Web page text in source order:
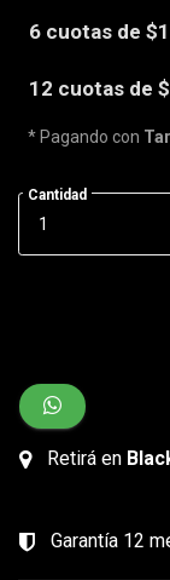
6 cuotas de
12 cuotas de
* Pagando con
Cantidad
Retirá en
Garantía 12